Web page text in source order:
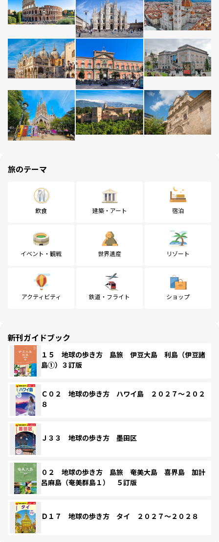
旅のテーマ
飲食 建築・アート 宿泊
イベント・観戦 世界遺産 リゾート
アクティビティ 鉄道・フライト ショップ
新刊ガイドブック
１５ 地球の歩き方 島旅 伊豆大島 利島（伊豆諸
島①）３訂版
Ｃ０２ 地球の歩き方 ハワイ島 ２０２７～２０２
８
Ｊ３３ 地球の歩き方 墨田区
０２ 地球の歩き方 島旅 奄美大島 喜界島 加計
呂麻島（奄美群島１） ５訂版
Ｄ１７ 地球の歩き方 タイ ２０２７～２０２８